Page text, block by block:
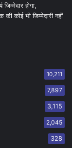
होगा,
कोई भी जिम्मेदारी नहीं
10,211
7,897
3,115
2,045
328